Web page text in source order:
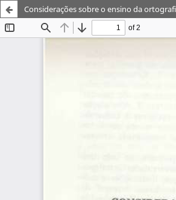
Considerações sobre o ensino da